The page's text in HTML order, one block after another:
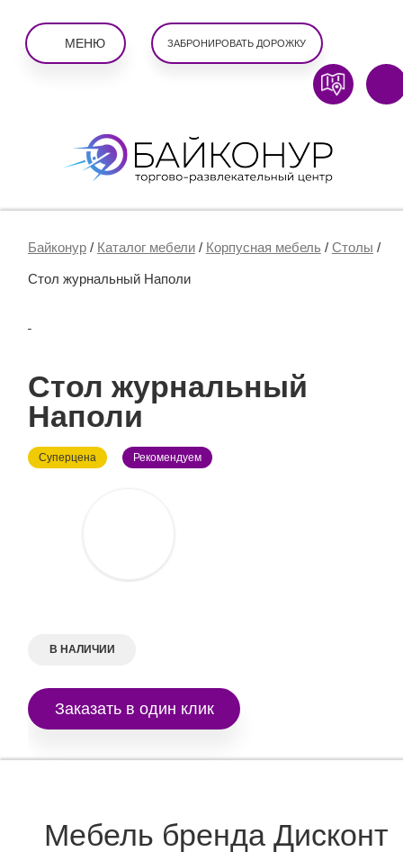
МЕНЮ ЗАБРОНИРОВАТЬ ДОРОЖКУ
Байконур/ Каталог мебели/ Корпусная мебель / Столы /
Стол журнальный Наполи
Стол журнальный
Наполи
Суперцена Рекомендуем
В НАЛИЧИИ
Заказать в один клик
Мебель бренда Дисконт